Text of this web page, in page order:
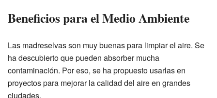
Beneficios para el Medio Ambiente
Las madreselvas son muy buenas para limpiar el aire. Se
ha descubierto que pueden absorber mucha
contaminación. Por eso, se ha propuesto usarlas en
proyectos para mejorar la calidad del aire en grandes
ciudades.